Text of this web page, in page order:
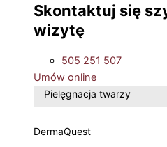
Skontaktuj się
wizytę
505 251 507
Umów online
Pielęgnacja twarzy
DermaQuest